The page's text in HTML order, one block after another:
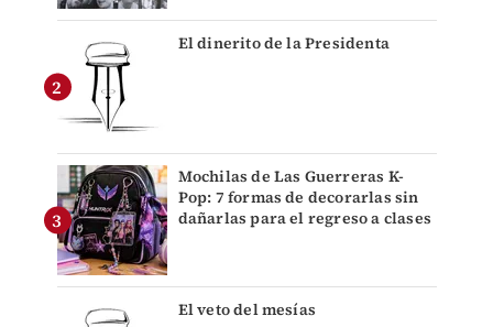
El dinerito de la Presidenta
Mochilas de Las Guerreras K-
Pop: 7 formas de decorarlas sin
dañarlas para el regreso a clases
El veto del mesías